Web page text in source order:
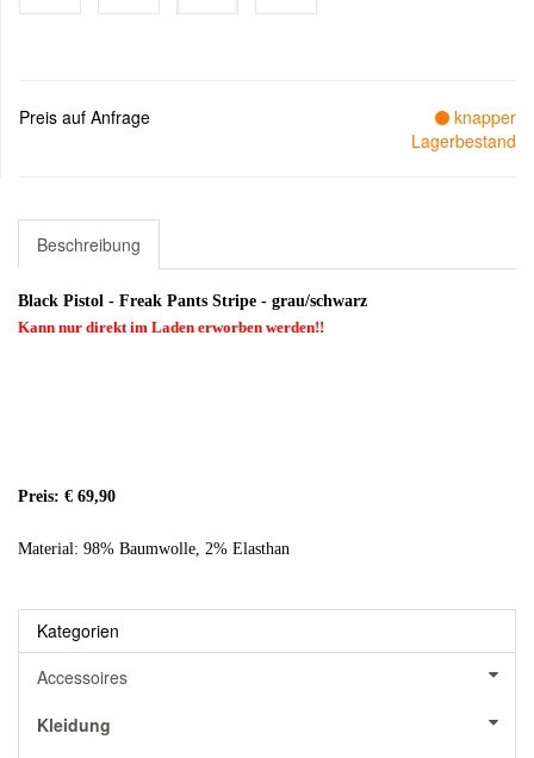
Preis auf Anfrage
knapper
Lagerbestand
Beschreibung
Black Pistol - Freak Pants Stripe - grau/schwarz
Kann nur direkt im Laden erworben werden!!
Preis: € 69,90
Material: 98% Baumwolle, 2% Elasthan
Kategorien
Accessoires
Kleidung